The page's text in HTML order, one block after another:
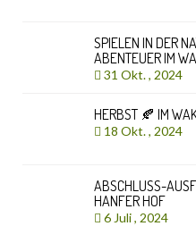
SPIELEN IN DER
ABENTEUER IM
31 Okt. , 2024
HERBST 🍂 IM
18 Okt. , 2024
ABSCHLUSS-
HANFER HOF
6 Juli , 2024